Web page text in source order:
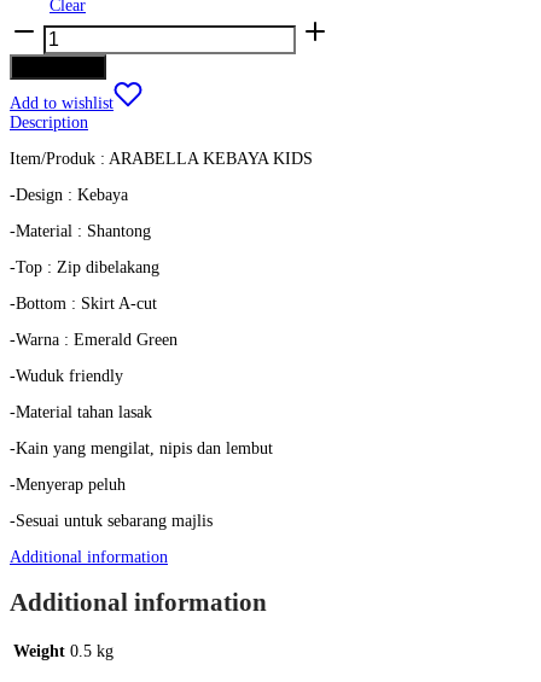
Clear
Arabella
Kebaya
Kids
-
Emerald
quantity
Add to wishlist
Description
Item/Produk : ARABELLA KEBAYA KIDS
-Design : Kebaya
-Material : Shantong
-Top : Zip dibelakang
-Bottom : Skirt A-cut
-Warna : Emerald Green
-Wuduk friendly
-Material tahan lasak
-Kain yang mengilat, nipis dan lembut
-Menyerap peluh
-Sesuai untuk sebarang majlis
Additional information
Additional information
Weight 0.5 kg